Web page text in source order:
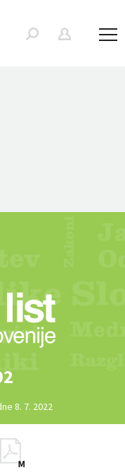
8. 7. 2022